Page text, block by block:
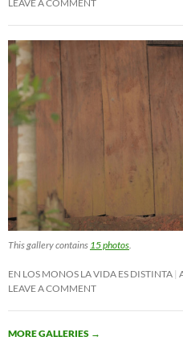
LEAVE A COMMENT
This gallery contains 15 photos
EN LOS MONOS LA VIDA ES DISTINTA
LEAVE A COMMENT
MORE GALLERIES →